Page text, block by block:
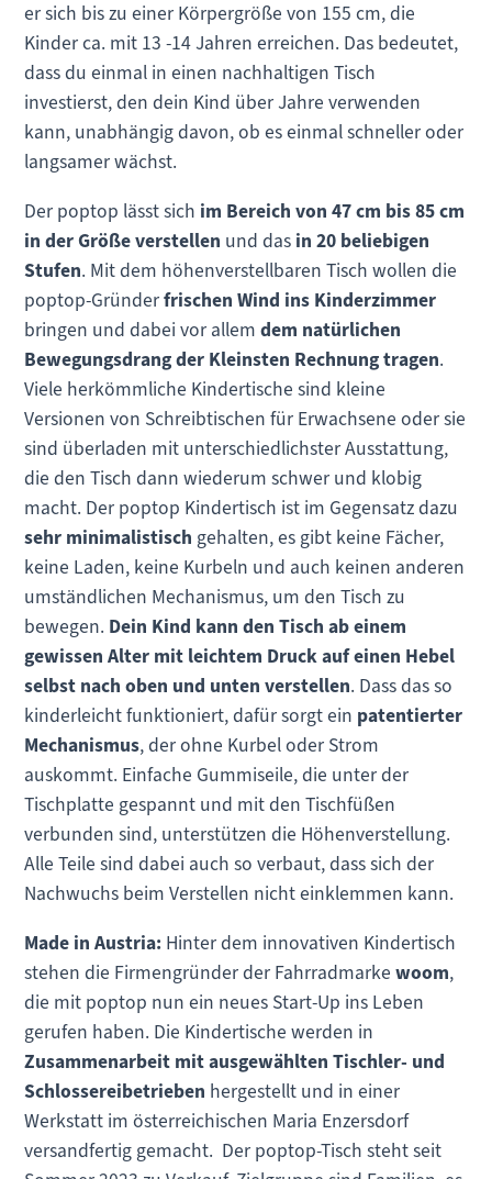
er sich bis zu einer Körpergröße von 155 cm, die
Kinder ca. mit 13 -14 Jahren erreichen. Das bedeutet,
dass du einmal in einen nachhaltigen Tisch
investierst, den dein Kind über Jahre verwenden
kann, unabhängig davon, ob es einmal schneller oder
langsamer wächst.
Der poptop lässt sich im Bereich von 47 cm bis 85 cm
in der Größe verstellen und das in 20 beliebigen
Stufen. Mit dem höhenverstellbaren Tisch wollen die
poptop-Gründerfrischen Wind ins Kinderzimmer
bringen und dabei vor allemdem natürlichen
Bewegungsdrang der Kleinsten Rechnung tragen.
Viele herkömmliche Kindertische sind kleine
Versionen von Schreibtischen für Erwachsene oder sie
sind überladen mit unterschiedlichster Ausstattung,
die den Tisch dann wiederum schwer und klobig
macht. Der poptop Kindertisch ist im Gegensatz dazu
sehr minimalistisch gehalten, es gibt keine Fächer,
keine Laden, keine Kurbeln und auch keinen anderen
umständlichen Mechanismus, um den Tisch zu
bewegen. Dein Kind kann den Tisch ab einem
gewissen Alter mit leichtem Druck auf einen Hebel
selbst nach oben und unten verstellen. Dass das so
kinderleicht funktioniert, dafür sorgt ein patentierter
Mechanismus, der ohne Kurbel oder Strom
auskommt. Einfache Gummiseile, die unter der
Tischplatte gespannt und mit den Tischfüßen
verbunden sind, unterstützen die Höhenverstellung.
Alle Teile sind dabei auch so verbaut, dass sich der
Nachwuchs beim Verstellen nicht einklemmen kann.
Made in Austria: Hinter dem innovativen Kindertisch
stehen die Firmengründer der Fahrradmarkewoom,
die mit poptop nun ein neues Start-Up ins Leben
gerufen haben. Die Kindertische werden in
Zusammenarbeit mit ausgewählten Tischler- und
Schlossereibetrieben hergestellt und in einer
Werkstatt im österreichischen Maria Enzersdorf
versandfertig gemacht. Der poptop-Tisch steht seit